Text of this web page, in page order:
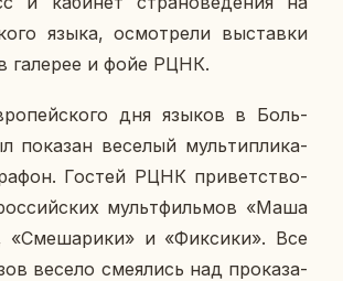
языка, осмот­ре­ли вы­став­ки
га­ле­рее и фойе РЦНК.
дня языков в Боль­
по­ка­зан ве­се­лый муль­ти­пли­ка­
Гостей РЦНК при­вет­ство­
мульт­филь­мов «Маша
«Сме­ша­ри­ки» и «Фик­си­ки». Все
весело сме­я­лись над про­ка­за­